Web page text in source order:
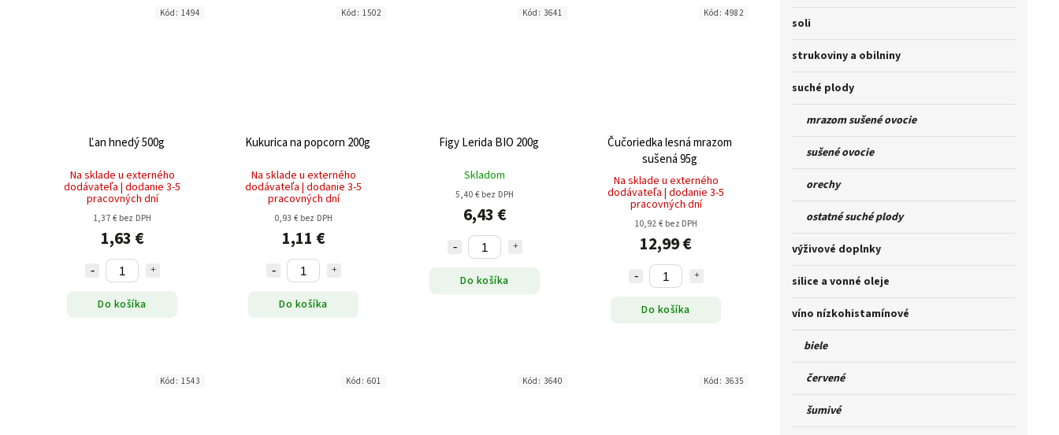
soli
strukoviny a obilniny
suché plody
mrazom sušené ovocie
sušené ovocie
orechy
ostatné suché plody
výživové doplnky
silice a vonné oleje
víno nízkohistamínové
biele
červené
šumivé
Ľan hnedý 500g
Na sklade u externého
dodávateľa | dodanie 3-5
pracovných dní
1,37 € bez DPH
1,63 €
Do košíka
Kód: 1494
Kukurica na popcorn 200g
Na sklade u externého
dodávateľa | dodanie 3-5
pracovných dní
0,93 € bez DPH
1,11 €
Do košíka
Kód: 1502
Figy Lerida BIO 200g
Skladom
5,40 € bez DPH
6,43 €
Do košíka
Kód: 3641
Čučoriedka lesná mrazom
sušená 95g
Na sklade u externého
dodávateľa | dodanie 3-5
pracovných dní
10,92 € bez DPH
12,99 €
Do košíka
Kód: 4982
Kód: 1543 Kód: 601 Kód: 3640 Kód: 3635